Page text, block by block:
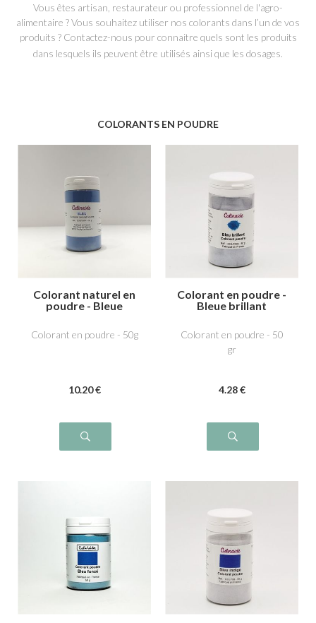
Vous êtes artisan, restaurateur ou professionnel de l'agro-
alimentaire ? Vous souhaitez utiliser nos colorants dans l’un de vos
produits ? Contactez-nous pour connaitre quels sont les produits
dans lesquels ils peuvent être utilisés ainsi que les dosages.
COLORANTS EN POUDRE
Colorant naturel en
poudre - Bleue
Colorant en poudre - 50g
10.20 €
Colorant en poudre -
Bleue brillant
Colorant en poudre - 50
gr
4.28 €